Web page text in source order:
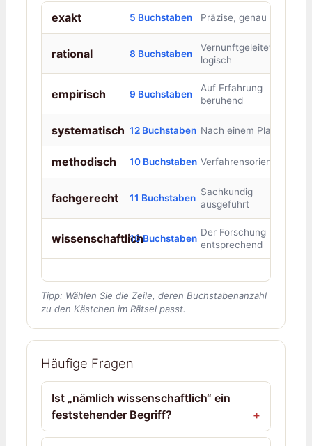
exakt 5 Buchstaben Präzise, genau
rational 8 Buchstaben
Vernunftgeleitet,
logisch
empirisch 9 Buchstaben
Auf Erfahrung
beruhend
systematisch 12 Buchstaben Nach einem Plan
methodisch 10 Buchstaben Verfahrensorientiert
fachgerecht 11 Buchstaben
Sachkundig
ausgeführt
wissenschaftlich16 Buchstaben
Der Forschung
entsprechend
Tipp: Wählen Sie die Zeile, deren Buchstabenanzahl
zu den Kästchen im Rätsel passt.
Häufige Fragen
Ist „nämlich wissenschaftlich“ ein
feststehender Begriff?